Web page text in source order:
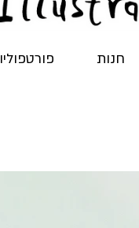
חנות פורטפוליו